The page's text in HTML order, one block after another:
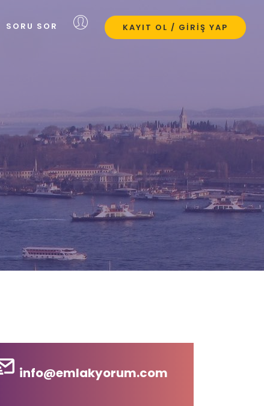
info@emlakyorum.com
KAYIT OL / GIRIŞ YAP
SORU SOR